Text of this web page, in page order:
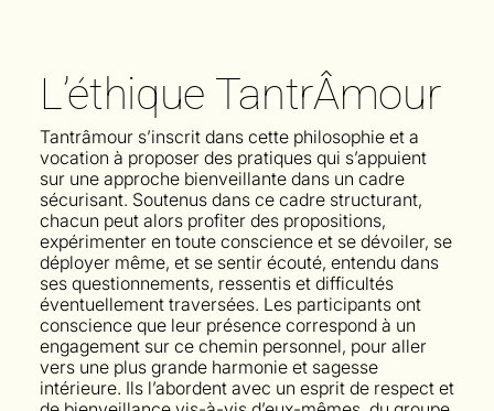
L’éthique TantrÂmour
Tantrâmour s’inscrit dans cette philosophie et a
vocation à proposer des pratiques qui s’appuient
sur une approche bienveillante dans un cadre
sécurisant. Soutenus dans ce cadre structurant,
chacun peut alors profiter des propositions,
expérimenter en toute conscience et se dévoiler, se
déployer même, et se sentir écouté, entendu dans
ses questionnements, ressentis et difficultés
éventuellement traversées. Les participants ont
conscience que leur présence correspond à un
engagement sur ce chemin personnel, pour aller
vers une plus grande harmonie et sagesse
intérieure. Ils l’abordent avec un esprit de respect et